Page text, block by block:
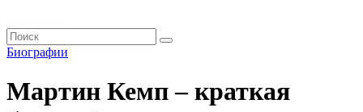
Биографии
Мартин Кемп – краткая